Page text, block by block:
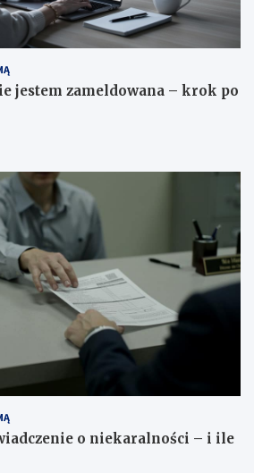
jestem zameldowana – krok po
o niekaralności – i ile